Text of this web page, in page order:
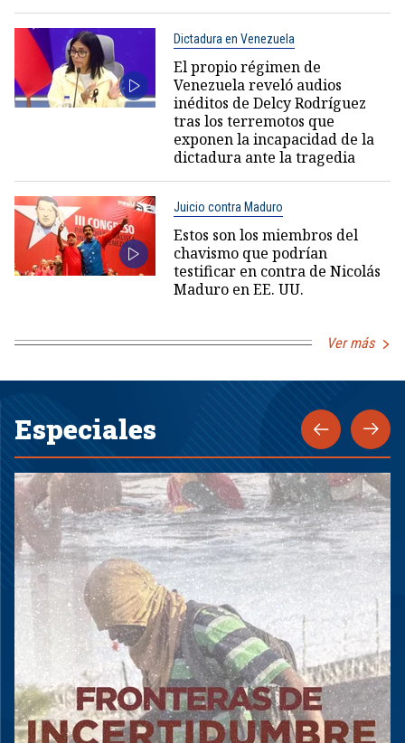
Dictadura en Venezuela
El propio régimen de
Venezuela reveló audios
inéditos de Delcy Rodríguez
tras los terremotos que
exponen la incapacidad de la
dictadura ante la tragedia
Juicio contra Maduro
Estos son los miembros del
chavismo que podrían
testificar en contra de Nicolás
Maduro en EE. UU.
Ver más
Especiales